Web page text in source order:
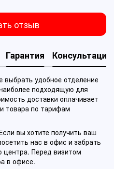
отзыв
Гарантия Консультация
удобное отделение
подходящую для
доставки оплачивает
товара по тарифам
вы хотите получить ваш
нас в офис и забрать
центра. Перед визитом
в офисе.